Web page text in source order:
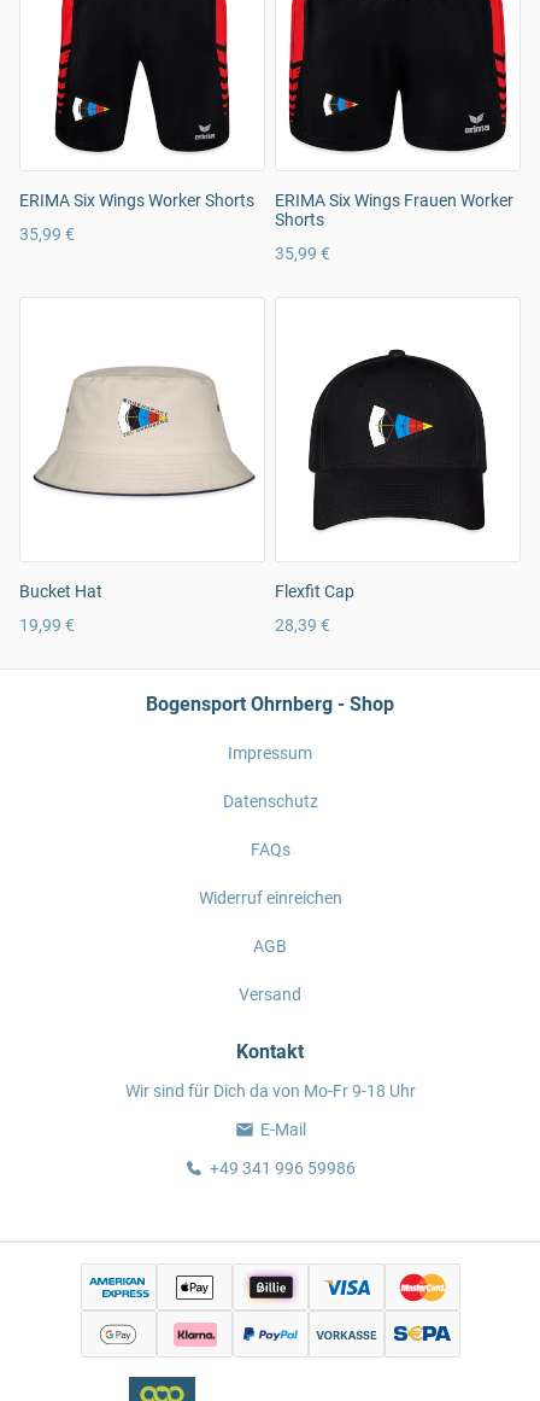
ERIMA Six Wings Worker Shorts
35,99 €
ERIMA Six Wings Frauen Worker
Shorts
35,99 €
Bucket Hat
19,99 €
Flexfit Cap
28,39 €
Bogensport Ohrnberg - Shop
Impressum
Datenschutz
FAQs
Widerruf einreichen
AGB
Versand
Kontakt
Wir sind für Dich da von Mo-Fr 9-18 Uhr
E-Mail
+49 341 996 59986